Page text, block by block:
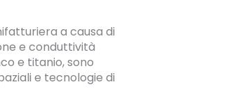
a causa di
e conduttività
e titanio, sono
e tecnologie di